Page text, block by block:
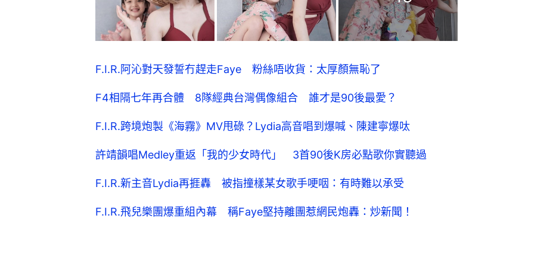
F.I.R.阿沁對天發誓冇趕走Faye 粉絲唔收貨：太厚顏無恥了
F4相隔七年再合體 8隊經典台灣偶像組合 誰才是90後最愛？
F.I.R.跨境炮製《海霧》MV甩碌？Lydia高音唱到爆喊、陳建寧爆呔
許靖韻唱Medley重返「我的少女時代」 3首90後K房必點歌你實聽過
F.I.R.新主音Lydia再捱轟 被指撞樣某女歌手哽咽：有時難以承受
F.I.R.飛兒樂團爆重組內幕 稱Faye堅持離團惹網民炮轟：炒新聞！